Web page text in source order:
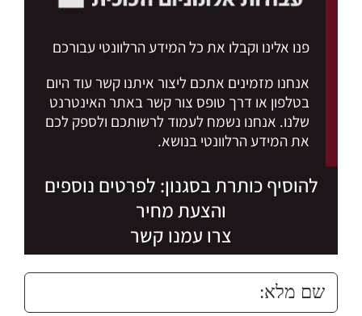
פנו אלינו וקבלו את כל המידע הרלוונטי עבורכם
אנחנו מזמינים אתכם ליצור איתנו קשר עוד היום
בטלפון או דרך טופס צור קשרבאתר האינטרנט
שלנו. אנחנו נשמח לעמוד לרשותכם ולספק לכם
את המידע הרלוונטי בנושא.
להוסיף כותרת בסגנון: לפרטים נוספים
והצעת מחיר
צרו עמנו קשר